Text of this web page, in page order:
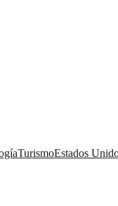
TurismoEstados